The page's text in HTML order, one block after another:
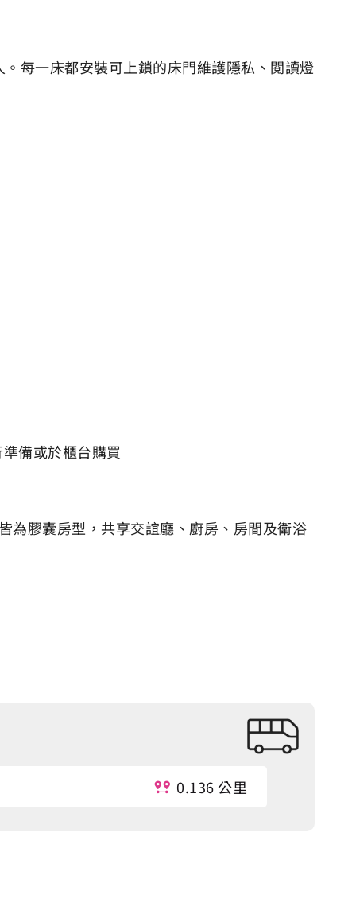
每一床都安裝可上鎖的床門維護隱私、閱讀燈
備或於櫃台購買
為膠囊房型，共享交誼廳、廚房、房間及衛浴
0.136 公里